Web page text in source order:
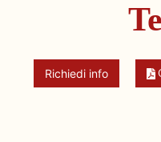
Cataloghi storici
Dipinti
Richiedi info